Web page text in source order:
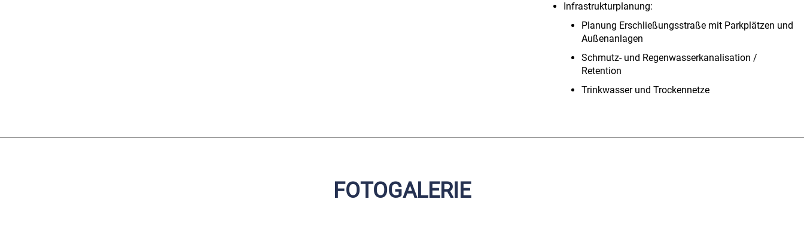
Infrastrukturplanung:
Planung Erschließungsstraße mit Parkplätzen und
Außenanlagen
Schmutz- und Regenwasserkanalisation /
Retention
Trinkwasser und Trockennetze
FOTOGALERIE